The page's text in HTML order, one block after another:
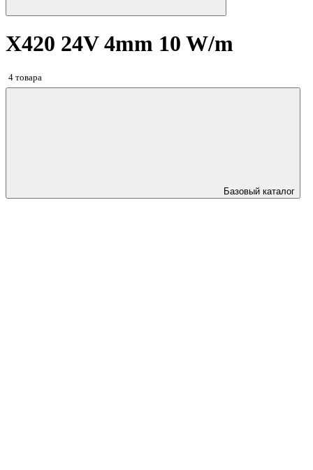
X420 24V 4mm 10 W/m
4 товара
Базовый каталог